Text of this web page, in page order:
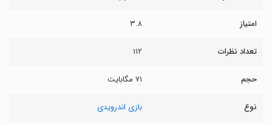
امتیاز ۳.۸
تعداد نظرات ۱۱۲
حجم ۷۱ مگابایت
نوع بازی اندرویدی